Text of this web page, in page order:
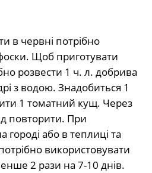
в червні потрібно
Щоб приготувати
розвести 1 ч. л. добрива
з водою. Знадобиться 1
1 томатний кущ. Через
повторити. При
городі або в теплиці та
використовувати
2 рази на 7-10 днів.